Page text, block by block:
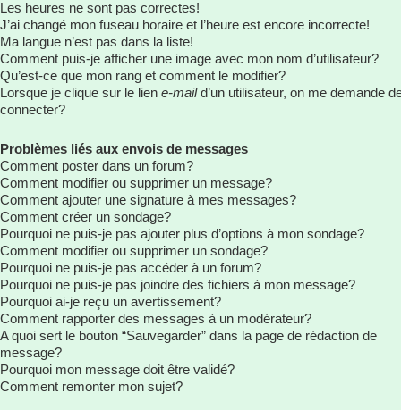
Les heures ne sont pas correctes!
J’ai changé mon fuseau horaire et l’heure est encore incorrecte!
Ma langue n’est pas dans la liste!
Comment puis-je afficher une image avec mon nom d’utilisateur?
Qu’est-ce que mon rang et comment le modifier?
Lorsque je clique sur le lien e-maild’un utilisateur, on me demande
connecter?
Problèmes liés aux envois de messages
Comment poster dans un forum?
Comment modifier ou supprimer un message?
Comment ajouter une signature à mes messages?
Comment créer un sondage?
Pourquoi ne puis-je pas ajouter plus d’options à mon sondage?
Comment modifier ou supprimer un sondage?
Pourquoi ne puis-je pas accéder à un forum?
Pourquoi ne puis-je pas joindre des fichiers à mon message?
Pourquoi ai-je reçu un avertissement?
Comment rapporter des messages à un modérateur?
A quoi sert le bouton “Sauvegarder” dans la page de rédaction de
message?
Pourquoi mon message doit être validé?
Comment remonter mon sujet?